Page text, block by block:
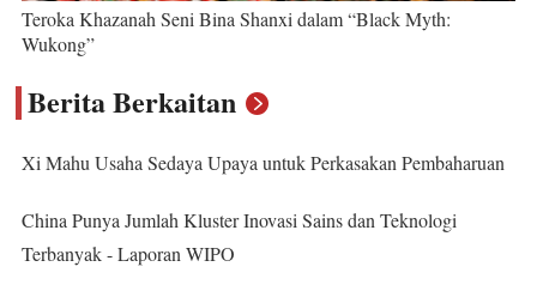
Teroka Khazanah Seni Bina Shanxi dalam “Black Myth:
Wukong”
Berita Berkaitan
Xi Mahu Usaha Sedaya Upaya untuk Perkasakan Pembaharuan
China Punya Jumlah Kluster Inovasi Sains dan Teknologi
Terbanyak - Laporan WIPO